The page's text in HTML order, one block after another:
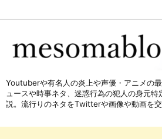
Youtuberや有名人の炎上や声優・アニメの
ュースや時事ネタ、迷惑行為の犯人の身元
説。流行りのネタをTwitterや画像や動画を交